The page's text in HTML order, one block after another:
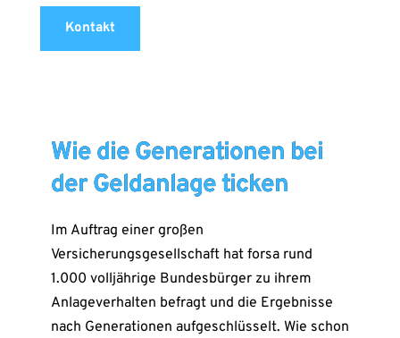
Kontakt
Wie die Generationen bei
der Geldanlage ticken
Im Auftrag einer großen
Versicherungsgesellschaft hat forsa rund
1.000 volljährige Bundesbürger zu ihrem
Anlageverhalten befragt und die Ergebnisse
nach Generationen aufgeschlüsselt. Wie schon